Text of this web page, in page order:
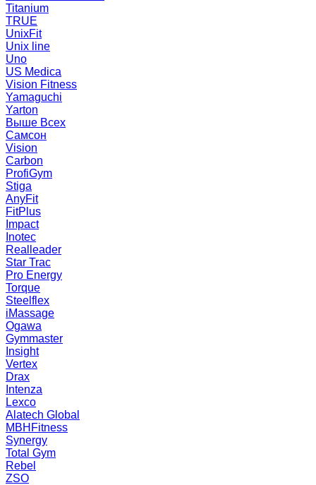
Titanium
TRUE
UnixFit
Unix line
Uno
US Medica
Vision Fitness
Yamaguchi
Yarton
Выше Всех
Самсон
Vision
Carbon
ProfiGym
Stiga
AnyFit
FitPlus
Impact
Inotec
Realleader
Star Trac
Pro Energy
Torque
Steelflex
iMassage
Ogawa
Gymmaster
Insight
Vertex
Drax
Intenza
Lexco
Alatech Global
MBHFitness
Synergy
Total Gym
Rebel
ZSO